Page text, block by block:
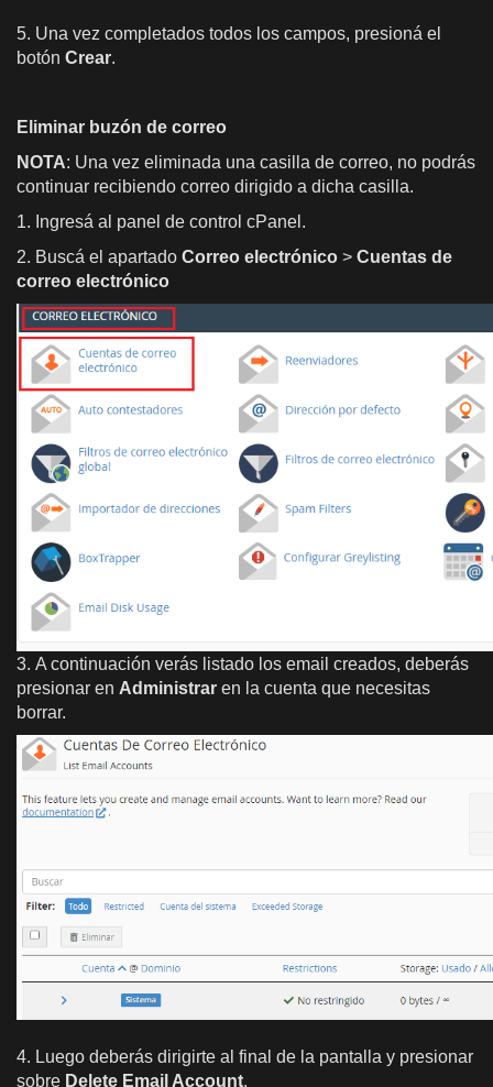
5. Una vez completados todos los campos, presioná el
botón Crear.
Eliminar buzón de correo
NOTA: Una vez eliminada una casilla de correo, no podrás
continuar recibiendo correo dirigido a dicha casilla.
1. Ingresá al panel de control cPanel.
2. Buscá el apartado Correo electrónico > Cuentas de
correo electrónico
3. A continuación verás listado los email creados, deberás
presionar en Administrar en la cuenta que necesitas
borrar.
4. Luego deberás dirigirte al final de la pantalla y presionar
sobre Delete Email Account.